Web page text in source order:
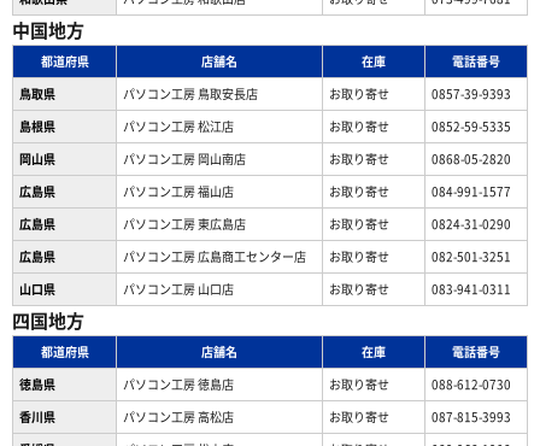
中国地方
都道府県 店舗名 在庫
電話番号
鳥取県
パソコン工房 鳥取安長店 お取り寄せ
0857-39-9393
島根県
パソコン工房 松江店 お取り寄せ
0852-59-5335
岡山県
パソコン工房 岡山南店 お取り寄せ
0868-05-2820
広島県
パソコン工房 福山店 お取り寄せ
084-991-1577
広島県
パソコン工房 東広島店 お取り寄せ
0824-31-0290
広島県
パソコン工房 広島商工センター店 お取り寄せ
082-501-3251
山口県
パソコン工房 山口店 お取り寄せ 083-941-0311
四国地方
都道府県 店舗名 在庫
電話番号
徳島県
パソコン工房 徳島店 お取り寄せ
088-612-0730
香川県
パソコン工房 高松店 お取り寄せ
087-815-3993